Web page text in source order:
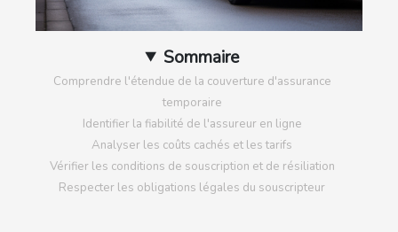
Sommaire
Comprendre l'étendue de la couverture d'assurance
temporaire
Identifier la fiabilité de l'assureur en ligne
Analyser les coûts cachés et les tarifs
Vérifier les conditions de souscription et de résiliation
Respecter les obligations légales du souscripteur